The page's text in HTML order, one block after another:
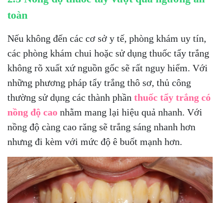
toàn
Nếu không đến các cơ sở y tế, phòng khám uy tín,
các phòng khám chui hoặc sử dụng thuốc tẩy trắng
không rõ xuất xứ nguồn gốc sẽ rất nguy hiểm. Với
những phương pháp tẩy trắng thô sơ, thủ công
thường sử dụng các thành phần thuốc tẩy trắng có
nồng độ cao nhằm mang lại hiệu quả nhanh. Với
nồng độ càng cao răng sẽ trắng sáng nhanh hơn
nhưng đi kèm với mức độ ê buốt mạnh hơn.